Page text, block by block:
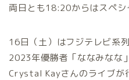
両日とも18:20からはスペシ
16日（土）はフジテレビ系
2023年優勝者「ななみなな
Crystal Kayさんのライブが